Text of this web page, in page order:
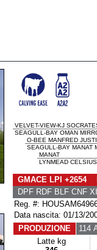
VELVET-VIEW-KJ
SEAGULL-BAY OMAN
O-BEE MANFRED
SEAGULL-BAY MANAT
MANAT
LYNMEAD
GMACE LPI +2654
DPF RDF BLF CNF
Reg. #:
Data nascita: 01/13/
PRODUZIONE
114
Latte kg